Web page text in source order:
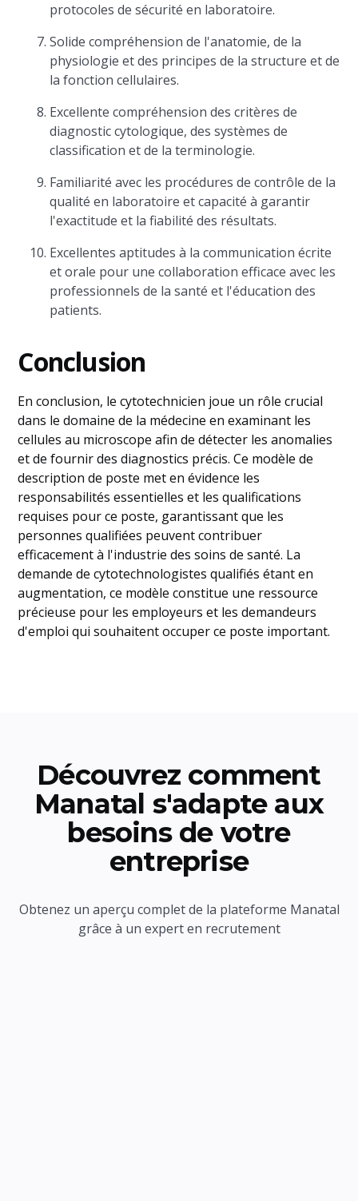
protocoles de sécurité en laboratoire.
Solide compréhension de l'anatomie, de la
physiologie et des principes de la structure et de
la fonction cellulaires.
Excellente compréhension des critères de
diagnostic cytologique, des systèmes de
classification et de la terminologie.
Familiarité avec les procédures de contrôle de la
qualité en laboratoire et capacité à garantir
l'exactitude et la fiabilité des résultats.
Excellentes aptitudes à la communication écrite
et orale pour une collaboration efficace avec les
professionnels de la santé et l'éducation des
patients.
Conclusion
En conclusion, le cytotechnicien joue un rôle crucial
dans le domaine de la médecine en examinant les
cellules au microscope afin de détecter les anomalies
et de fournir des diagnostics précis. Ce modèle de
description de poste met en évidence les
responsabilités essentielles et les qualifications
requises pour ce poste, garantissant que les
personnes qualifiées peuvent contribuer
efficacement à l'industrie des soins de santé. La
demande de cytotechnologistes qualifiés étant en
augmentation, ce modèle constitue une ressource
précieuse pour les employeurs et les demandeurs
d'emploi qui souhaitent occuper ce poste important.
Découvrez comment
Manatal s'adapte aux
besoins de votre
entreprise
Obtenez un aperçu complet de la plateforme Manatal
grâce à un expert en recrutement